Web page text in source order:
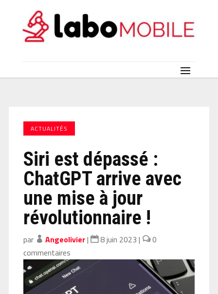
ACTUALITÉS
Siri est dépassé :
ChatGPT arrive avec
une mise à jour
révolutionnaire !
par Angeolivier| 8 juin 2023 |
0
commentaires